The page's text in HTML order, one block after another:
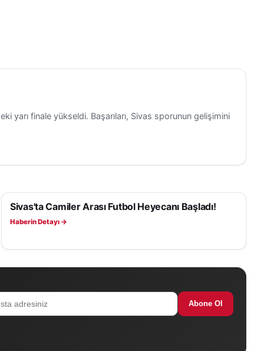
yarı finale yükseldi. Başarıları, Sivas sporunun gelişimini
SPOR
Sivas'ta Camiler Arası Futbol Heyecanı Başladı!
Haberin Detayı →
Abone Ol